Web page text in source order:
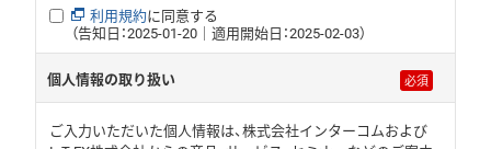
利用規約に同意する
（告知日：2025-01-20｜適用開始日：2025-02-03）
個人情報の取り扱い
ご入力いただいた個人情報は、株式会社インターコムおよび